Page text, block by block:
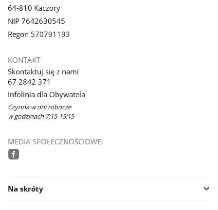
64-810 Kaczory
NIP 7642630545
Regon 570791193
KONTAKT
Skontaktuj się z nami
67 2842 371
Infolinia dla Obywatela
Czynna w dni robocze
w godzinach 7:15-15:15
MEDIA SPOŁECZNOŚCIOWE:
Na skróty